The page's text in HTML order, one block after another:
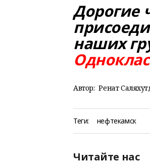
Дорогие
наших
Автор: Ренат
Теги: нефтекамск
Читайте нас